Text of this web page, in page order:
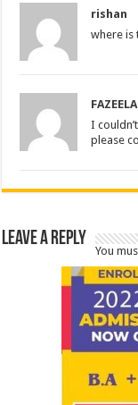
rishan
where is
FAZEELA
I
please
Leave a Reply
You